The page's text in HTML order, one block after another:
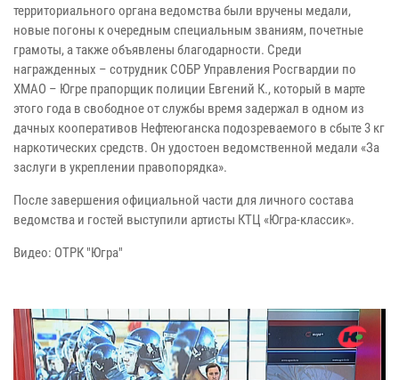
территориального органа ведомства были вручены медали,
новые погоны к очередным специальным званиям, почетные
грамоты, а также объявлены благодарности. Среди
награжденных – сотрудник СОБР Управления Росгвардии по
ХМАО – Югре прапорщик полиции Евгений К., который в марте
этого года в свободное от службы время задержал в одном из
дачных кооперативов Нефтеюганска подозреваемого в сбыте 3 кг
наркотических средств. Он удостоен ведомственной медали «За
заслуги в укреплении правопорядка».
После завершения официальной части для личного состава
ведомства и гостей выступили артисты КТЦ «Югра-классик».
Видео: ОТРК "Югра"